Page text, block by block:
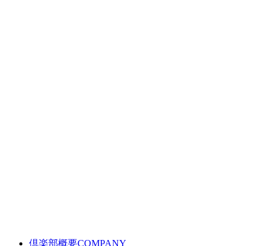
倶楽部概要COMPANY